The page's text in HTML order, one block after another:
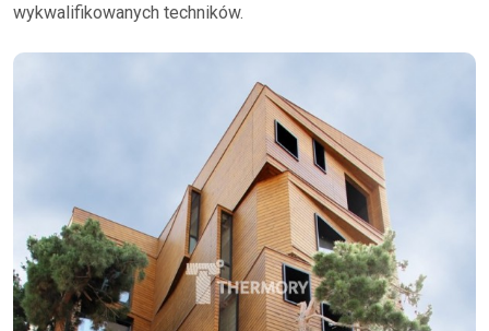
wykwalifikowanych techników.